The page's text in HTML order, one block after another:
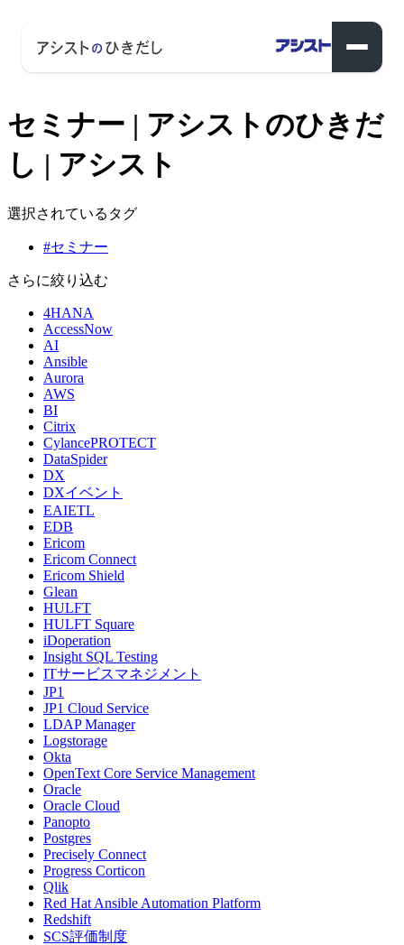
セミナー | アシストのひきだ
し | アシスト
選択されているタグ
#セミナー
さらに絞り込む
4HANA
AccessNow
AI
Ansible
Aurora
AWS
BI
Citrix
CylancePROTECT
DataSpider
DX
DXイベント
EAIETL
EDB
Ericom
Ericom Connect
Ericom Shield
Glean
HULFT
HULFT Square
iDoperation
Insight SQL Testing
ITサービスマネジメント
JP1
JP1 Cloud Service
LDAP Manager
Logstorage
Okta
OpenText Core Service Management
Oracle
Oracle Cloud
Panopto
Postgres
Precisely Connect
Progress Corticon
Qlik
Red Hat Ansible Automation Platform
Redshift
SCS評価制度